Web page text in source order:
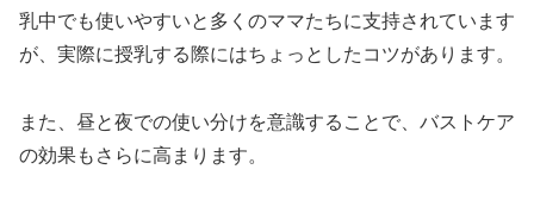
乳中でも使いやすいと多くのママたちに支持されています
が、実際に授乳する際にはちょっとしたコツがあります。
また、昼と夜での使い分けを意識することで、バストケア
の効果もさらに高まります。